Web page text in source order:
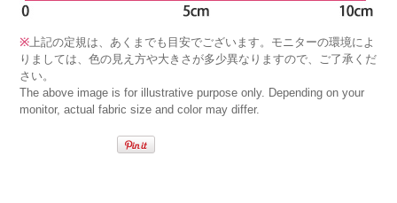
※上記の定規は、あくまでも目安でございます。モニターの環境によ
りましては、色の見え方や大きさが多少異なりますので、ご了承くだ
さい。
The above image is for illustrative purpose only. Depending on your
monitor, actual fabric size and color may differ.